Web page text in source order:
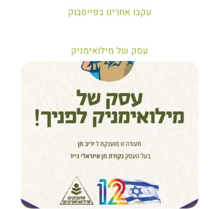
עקבו אחרינו בפייסבוק
עסק של מילואימניק